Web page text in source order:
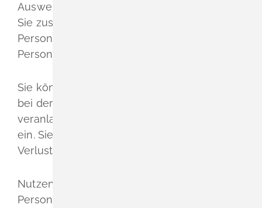
Ausweisfunktion über die Hotline müssen
Sie zusätzlich den Verlust Ihres
Personalausweises der zuständigen
Personalausweisbehörde melden..
Sie können die Sperrung aber auch direkt
bei der Personalausweisbehörde
veranlassen. Diese leitet die Sperrung sofort
ein. Sie wird außerdem die Polizei über den
Verlust Ihres Ausweises informieren.
Nutzen Sie bei Ihrem verloren gegangenen
Personalausweis auch die